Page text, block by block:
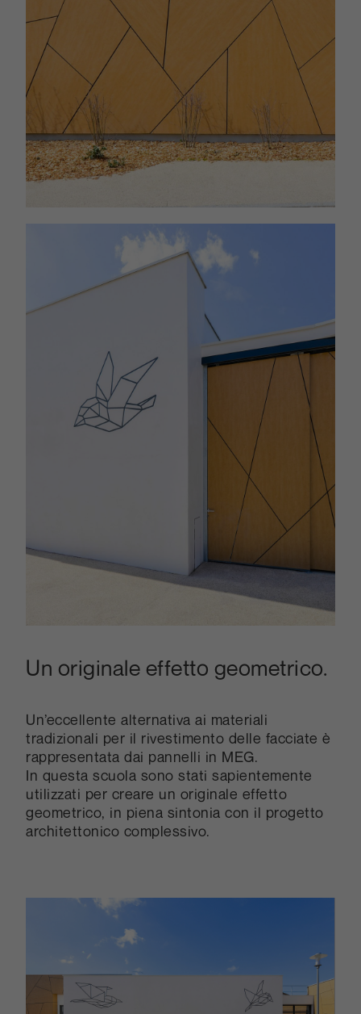
Un originale effetto geometrico.
Un’eccellente alternativa ai materiali
tradizionali per il rivestimento delle facciate è
rappresentata dai pannelli in MEG.
In questa scuola sono stati sapientemente
utilizzati per creare un originale effetto
geometrico, in piena sintonia con il progetto
architettonico complessivo.